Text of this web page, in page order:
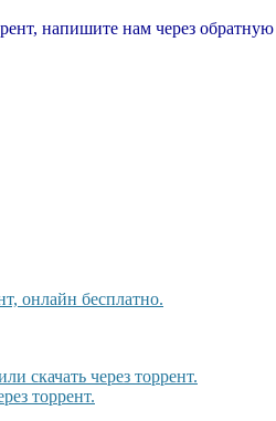
напишите нам через
онлайн бесплатно.
скачать через торрент.
торрент.